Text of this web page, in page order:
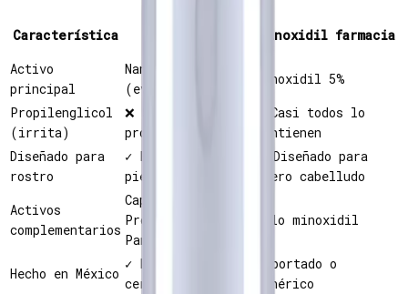
Característica
Minoxidil farmacia
Activo
principal
Nanoxidil 5%
(evolución)
Minoxidil 5%
Propilenglicol
(irrita)
❌ Sin
propilenglicol
✓ Casi todos lo
contienen
Diseñado para
rostro
✓ Formulado para
piel facial
❌ Diseñado para
cuero cabelludo
Activos
complementarios
Capixyl,
Procapil,
Pantenol
Solo minoxidil
Hecho en México
✓ Laboratorio
certificado MX
Importado o
genérico